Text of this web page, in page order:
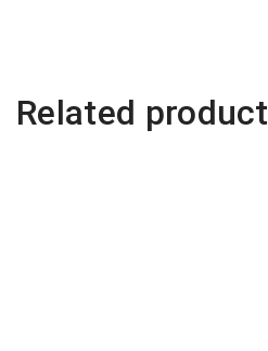
Related